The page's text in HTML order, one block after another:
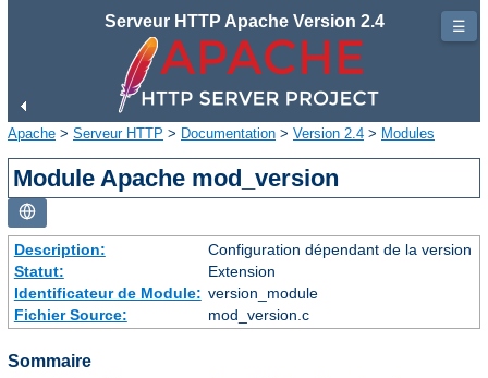
Serveur HTTP Apache Version 2.4
Apache > Serveur HTTP > Documentation > Version 2.4 > Modules
Module Apache mod_version
Description:
Configuration dépendant de la version
Statut:
Extension
Identificateur de Module: version_module
Fichier Source:
mod_version.c
Sommaire
☰